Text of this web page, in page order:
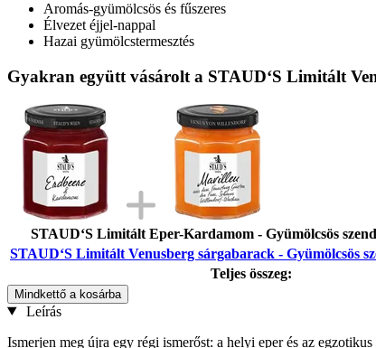
Aromás-gyümölcsös és fűszeres
Élvezet éjjel-nappal
Hazai gyümölcstermesztés
Gyakran együtt vásárolt a STAUD‘S Limitált
STAUD‘S Limitált Eper-Kardamom - Gyümölcsös
STAUD‘S Limitált Venusberg sárgabarack - Gyümölcsös
Teljes összeg:
Mindkettő a kosárba
Leírás
Ismerjen meg újra egy régi ismerőst: a helyi eper és az